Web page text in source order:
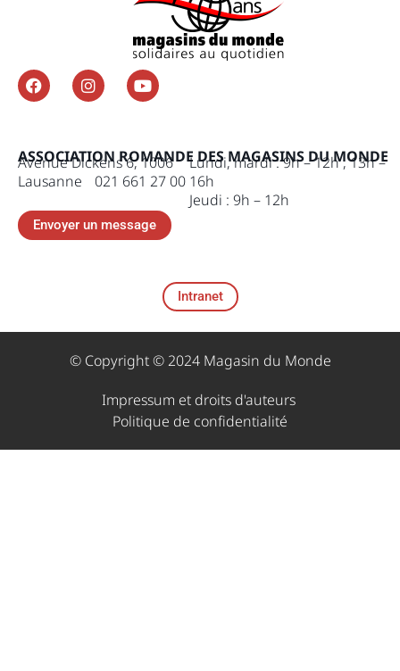
ASSOCIATION ROMANDE DES MAGASINS DU MONDE
Avenue Dickens 6, 1006
Lausanne 021 661 27 00
Lundi, mardi : 9h – 12h , 13h –
16h
Jeudi : 9h – 12h
Envoyer un message
Intranet
© Copyright © 2024 Magasin du Monde
Impressum et droits d'auteurs ​
Politique de confidentialité​